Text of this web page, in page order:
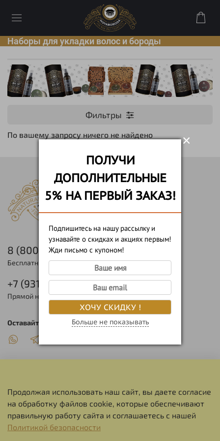
ПОЛУЧИ
ДОПОЛНИТЕЛЬНЫЕ
5% НА ПЕРВЫЙ ЗАКАЗ!
Подпишитесь на нашу рассылку и
узнавайте о скидках и акциях первым!
Жди письмо с купоном!
ХОЧУ СКИДКУ !
Больше не показывать
×
Наборы для укладки волос и бороды
Фильтры
По вашему запросу ничего не найдено
О НАС
СЕРВИС
8 (800) 775-94-70
Бесплатный, федеральный номер
+7 (931) 581-94-70
Прямой номер (Санкт-Петербург)
Оставайтесь на связи
Продолжая использовать наш сайт, вы даете согласие
на обработку файлов cookie, которые обеспечивают
правильную работу сайта и соглашаетесь с нашей
Политикой безопасности